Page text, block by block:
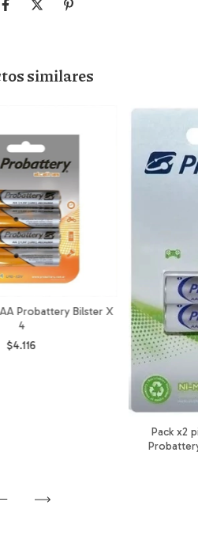
similares
Probattery Bilster X
4
$4.116
Pack x2